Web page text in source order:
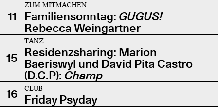
11
ZUM MITMACHEN
Familiensonntag: GUGUS!
Rebecca Weingartner
15
TANZ
Residenzsharing: Marion
Baeriswyl und David Pita Castro
(D.C.P): Champ
16
CLUB
Friday Psyday